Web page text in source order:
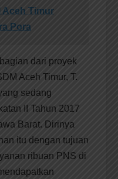
Aceh Timur
Pora
dari proyek
Aceh Timur, T.
sedang
II Tahun 2017
Barat. Dirinya
itu dengan tujuan
ribuan PNS di